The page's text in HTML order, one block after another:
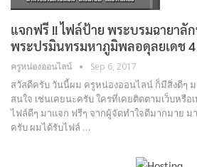
แจกฟรี !! ไฟล์ป้าย พระบรมฉายาลั
พระปรมินทรมหาภูมิพลอดุลยเดช
ครูหน่องออนไลน์ Sep 6, 2017
สวัสดีครับ วันนี้ผม ครูหน่องออนไลน์ ก็มีสิ่งดีๆ
สนใจ เช่นเคยนะครับ ใครที่เคยติดตามเว็บหรื
ไฟล์ดีๆ มาแจก ฟรีๆ จากผู้จัดทำใจดีมากมาย
ครับ ผมได้รับไฟล์ …